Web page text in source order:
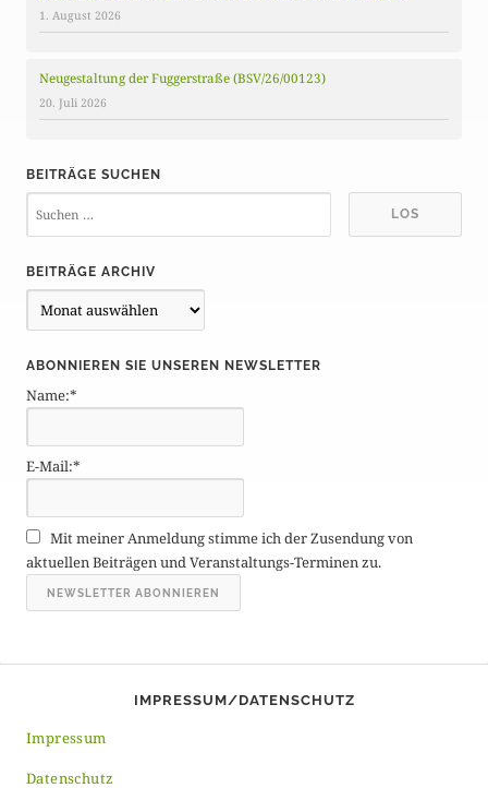
1. August 2026
Neugestaltung der Fuggerstraße (BSV/26/00123)
20. Juli 2026
BEITRÄGE SUCHEN
BEITRÄGE ARCHIV
e
t
r
g
e
r
c
h
v
ABONNIEREN SIE UNSEREN NEWSLETTER
Name:*
E-Mail:*
Mit meiner Anmeldung stimme ich der Zusendung von
aktuellen Beiträgen und Veranstaltungs-Terminen zu.
IMPRESSUM/DATENSCHUTZ
Impressum
Datenschutz